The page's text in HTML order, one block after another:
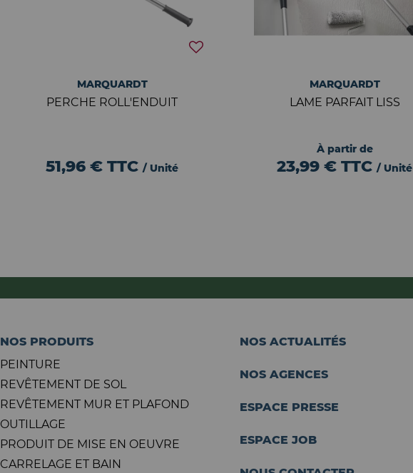
MARQUARDT
PERCHE ROLL'ENDUIT
51,96 €TTC / Unité
MARQUARDT
LAME PARFAIT LISS
À partir de
23,99 €TTC / Unité
NOS PRODUITS
PEINTURE
REVÊTEMENT DE SOL
REVÊTEMENT MUR ET PLAFOND
OUTILLAGE
PRODUIT DE MISE EN OEUVRE
CARRELAGE ET BAIN
NOS ACTUALITÉS
NOS AGENCES
ESPACE PRESSE
ESPACE JOB